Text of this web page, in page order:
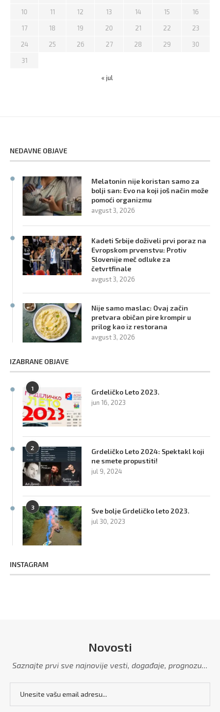
10 11 12 13 14 15 16
17 18 19 20 21 22 23
24 25 26 27 28 29 30
31
« jul
NEDAVNE OBJAVE
Melatonin nije koristan samo za
bolji san: Evo na koji još način može
pomoći organizmu
avgust 3, 2026
Kadeti Srbije doživeli prvi poraz na
Evropskom prvenstvu: Protiv
Slovenije meč odluke za
četvrtfinale
avgust 3, 2026
Nije samo maslac: Ovaj začin
pretvara običan pire krompir u
prilog kao iz restorana
avgust 3, 2026
IZABRANE OBJAVE
1 Grdeličko Leto 2023.
jun 16, 2023
2
Grdeličko Leto 2024: Spektakl koji
ne smete propustiti!
jul 9, 2024
3 Sve bolje Grdeličko leto 2023.
jul 30, 2023
INSTAGRAM
Novosti
Saznajte prvi sve najnovije vesti, događaje, prognozu...